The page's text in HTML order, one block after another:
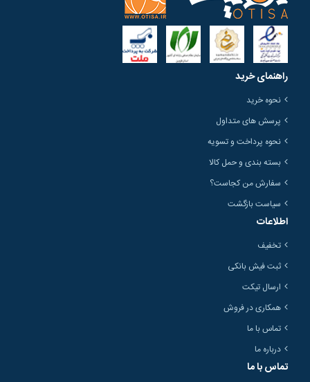
راهنمای خرید
نحوه خرید
پرسش های متداول
نحوه پرداخت و تسویه
بسته بندی و حمل کالا
سفارش من کجاست؟
سیاست بازگشت
اطلاعات
تخفیف
ثبت فیش بانکی
ارسال تیکت
همکاری در فروش
تماس با ما
درباره ما
تماس با ما